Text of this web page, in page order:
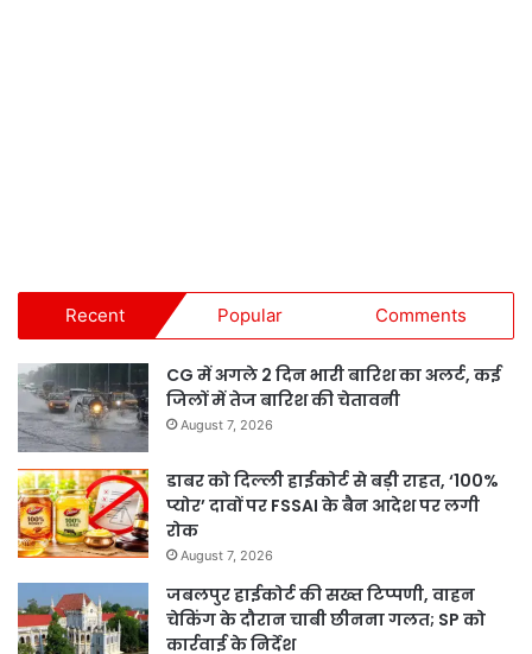
Recent Popular Comments
CG में अगले 2 दिन भारी बारिश का अलर्ट, कई
जिलों में तेज बारिश की चेतावनी
August 7, 2026
डाबर को दिल्ली हाईकोर्ट से बड़ी राहत, ‘100%
प्योर’ दावों पर FSSAI के बैन आदेश पर लगी
रोक
August 7, 2026
जबलपुर हाईकोर्ट की सख्त टिप्पणी, वाहन
चेकिंग के दौरान चाबी छीनना गलत; SP को
कार्रवाई के निर्देश